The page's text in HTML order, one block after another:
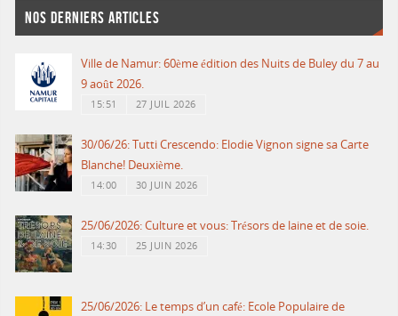
NOS DERNIERS ARTICLES
Ville de Namur: 60ème édition des Nuits de Buley du 7 au
9 août 2026.
15:51 27 JUIL 2026
30/06/26: Tutti Crescendo: Elodie Vignon signe sa Carte
Blanche! Deuxième.
14:00 30 JUIN 2026
25/06/2026: Culture et vous: Trésors de laine et de soie.
14:30 25 JUIN 2026
25/06/2026: Le temps d’un café: Ecole Populaire de